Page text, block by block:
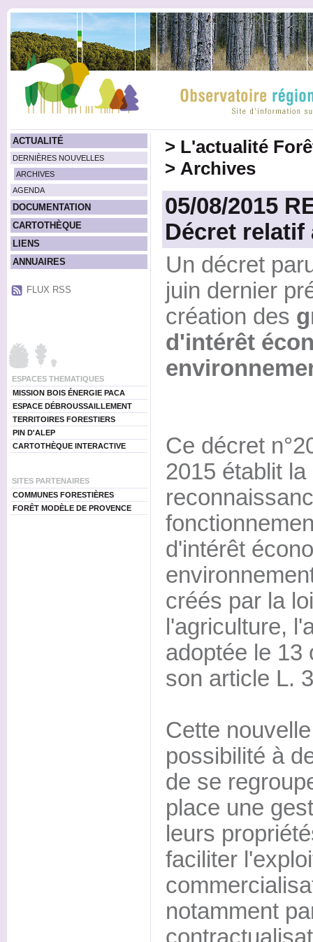
ACTUALITÉ
DERNIÈRES NOUVELLES
ARCHIVES
AGENDA
DOCUMENTATION
CARTOTHÈQUE
LIENS
ANNUAIRES
FLUX RSS
ESPACES THEMATIQUES
MISSION BOIS ÉNERGIE PACA
ESPACE DÉBROUSSAILLEMENT
TERRITOIRES FORESTIERS
PIN D'ALEP
CARTOTHÈQUE INTERACTIVE
SITES PARTENAIRES
COMMUNES FORESTIÈRES
FORÊT MODÈLE DE PROVENCE
> L'actualité
> Archives
05/08/2015
Décret relatif
Un décret
juin dernier
création des
d'intérêt
Ce décret
2015 établit
d'intérêt
créés par la
l'agriculture,
adoptée le 13
son article L.
Cette
possibilité à
de se
place une
leurs
faciliter
notamment